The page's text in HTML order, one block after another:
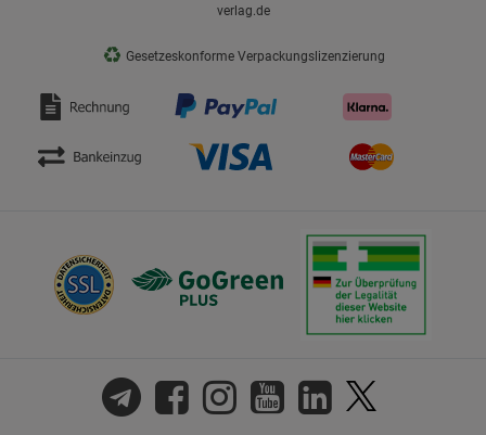
verlag.de
♻ Gesetzeskonforme Verpackungslizenzierung